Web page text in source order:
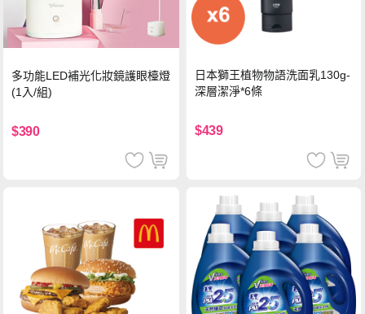
多功能LED補光化妝鏡護眼檯燈
(1入/組)
$390
日本獅王植物物語洗面乳130g-
深層潔淨*6條
$439